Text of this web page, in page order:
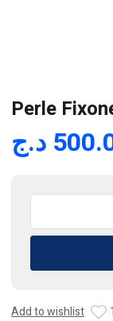
Perle
د.ج
Perle
Round
Add to wishlist 1